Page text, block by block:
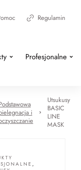
Regulamin
Profesjonalne
i
Utsukusy
BASIC
LINE
MASK
,